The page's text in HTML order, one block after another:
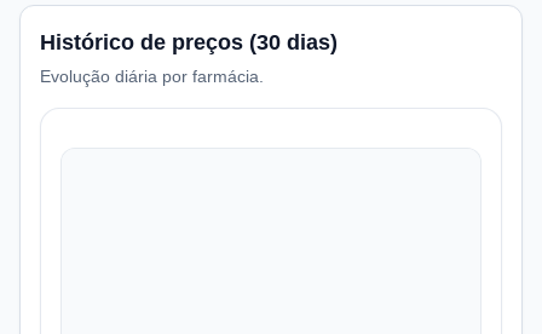
Histórico de preços (30 dias)
Evolução diária por farmácia.